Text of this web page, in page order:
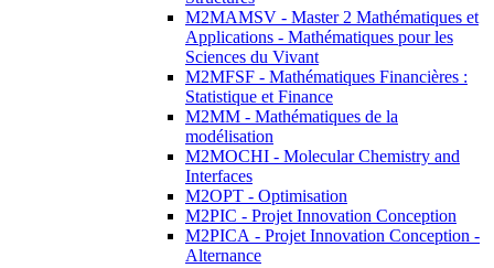
M2MAMSV - Master 2 Mathématiques et
Applications - Mathématiques pour les
Sciences du Vivant
M2MFSF - Mathématiques Financières :
Statistique et Finance
M2MM - Mathématiques de la
modélisation
M2MOCHI - Molecular Chemistry and
Interfaces
M2OPT - Optimisation
M2PIC - Projet Innovation Conception
M2PICA - Projet Innovation Conception -
Alternance